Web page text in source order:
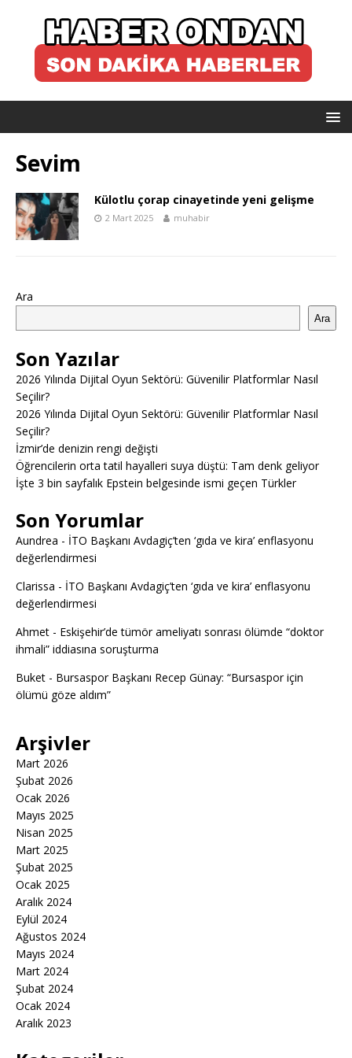
Sevim
Külotlu çorap cinayetinde yeni gelişme
2 Mart 2025 muhabir
Ara
Ara
Son Yazılar
2026 Yılında Dijital Oyun Sektörü: Güvenilir Platformlar Nasıl
Seçilir?
2026 Yılında Dijital Oyun Sektörü: Güvenilir Platformlar Nasıl
Seçilir?
İzmir’de denizin rengi değişti
Öğrencilerin orta tatil hayalleri suya düştü: Tam denk geliyor
İşte 3 bin sayfalık Epstein belgesinde ismi geçen Türkler
Son Yorumlar
Aundrea - İTO Başkanı Avdagiç’ten ‘gıda ve kira’ enflasyonu
değerlendirmesi
Clarissa - İTO Başkanı Avdagiç’ten ‘gıda ve kira’ enflasyonu
değerlendirmesi
Ahmet - Eskişehir’de tümör ameliyatı sonrası ölümde “doktor
ihmali” iddiasına soruşturma
Buket - Bursaspor Başkanı Recep Günay: “Bursaspor için
ölümü göze aldım”
Arşivler
Mart 2026
Şubat 2026
Ocak 2026
Mayıs 2025
Nisan 2025
Mart 2025
Şubat 2025
Ocak 2025
Aralık 2024
Eylül 2024
Ağustos 2024
Mayıs 2024
Mart 2024
Şubat 2024
Ocak 2024
Aralık 2023